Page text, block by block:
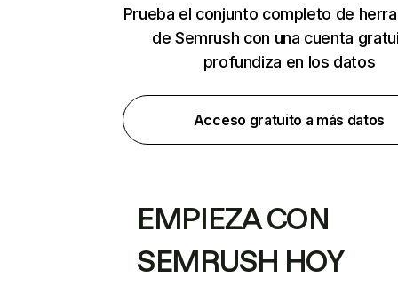
Prueba el conjunto completo de
de Semrush con una cuenta
profundiza en los datos
Acceso gratuito a más datos
EMPIEZA CON
SEMRUSH HOY